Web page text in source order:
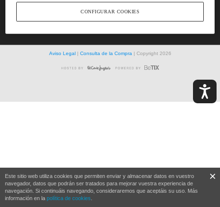
Aviso Legal | Consulta de la Compra | Copyright 2026
Este sitio web utiliza cookies que permiten enviar y almacenar datos en vuestro
navegador, datos que podrán ser tratados para mejorar vuestra experiencia de
navegación. Si continuáis navegando, consideraremos que aceptáis su uso. Más
información en la política de cookies
×
CONFIGURAR COOKIES